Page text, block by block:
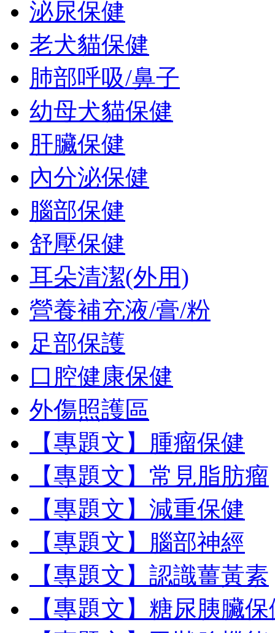
泌尿保健
老犬貓保健
肺部呼吸/鼻子
幼母犬貓保健
肝臟保健
內分泌保健
腦部保健
舒壓保健
耳朵清潔(外用)
營養補充液/膏/粉
足部保護
口腔健康保健
外傷照護區
【專題文】腫瘤保健
【專題文】常見脂肪瘤
【專題文】減重保健
【專題文】腦部神經
【專題文】認識薑黃素
【專題文】糖尿胰臟